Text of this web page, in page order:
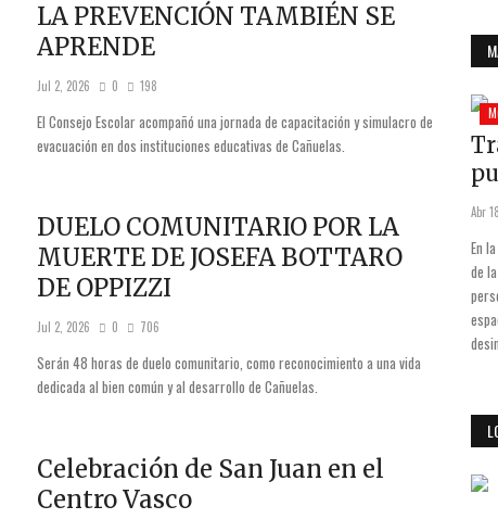
LA PREVENCIÓN TAMBIÉN SE
APRENDE
Jul 2, 2026 0 198
El Consejo Escolar acompañó una jornada de capacitación y simulacro de
evacuación en dos instituciones educativas de Cañuelas.
DUELO COMUNITARIO POR LA
MUERTE DE JOSEFA BOTTARO
DE OPPIZZI
Jul 2, 2026 0 706
Serán 48 horas de duelo comunitario, como reconocimiento a una vida
dedicada al bien común y al desarrollo de Cañuelas.
Celebración de San Juan en el
Centro Vasco
del
participar de
Editoriales
DALE UN “Me Gusta” A LA PÁGINA
Sucede que vivís a mil revoluciones por minuto, sucede que estás
encapsulado en tus cosas o en tu ego y no te detenés ante nada, porque
ya nada te conmueve, cuestión que roza la insensibilidad manifiesta,
producto del caudal infinito de noticias que circulan por las redes y que
Abr
En
de